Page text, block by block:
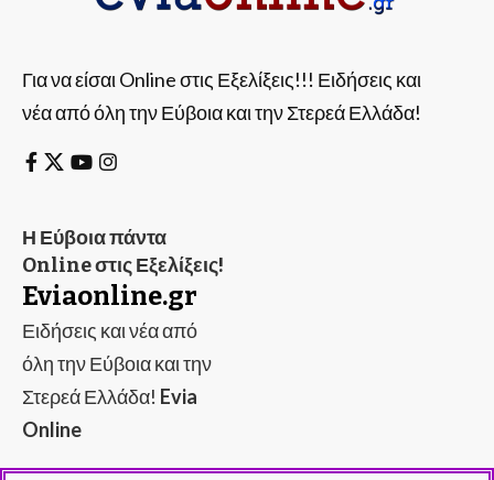
Για να είσαι Online στις Εξελίξεις!!! Ειδήσεις και
νέα από όλη την Εύβοια και την Στερεά Ελλάδα!
Η Εύβοια πάντα
Online στις Εξελίξεις!
Eviaonline.gr
Ειδήσεις και νέα από
όλη την Εύβοια και την
Στερεά Ελλάδα! Evia
Online